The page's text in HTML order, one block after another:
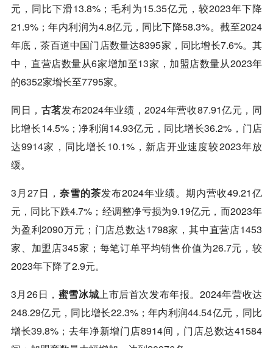
元，同比下滑13.8%；毛利为15.35亿元，较2023年下降
21.9%；年内利润为4.8亿元，同比下降58.3%。截至2024
年底，茶百道中国门店数量达8395家，同比增长7.6%。其
中，直营店数量从6家增加至13家，加盟店数量从2023年
的6352家增长至7795家。
同日， 古茗发布2024年业绩，2024年营收87.91亿元，同
比增长14.5%；净利润14.93亿元，同比增长36.2%，门店
达9914家，同比增长10.1%，新店开业速度较2023年放
缓。
3月27日， 奈雪的茶发布2024年业绩。期内营收49.21亿
元，同比下跌4.7%；经调整净亏损为9.19亿元，而2023年
为盈利2090万元；门店总数达1798家，其中直营店1453
家、加盟店345家；每笔订单平均销售价值为26.7元，较
2023年下降了2.9元。
3月26日， 蜜雪冰城 上市后首次发布年报。2024年营收达
248.29亿元，同比增长22.3%；年内利润44.54亿元，同比
增长39.8%；去年净新增门店8914间，门店总数达41584